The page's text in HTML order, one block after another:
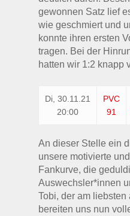
gewonnen Satz lief
wie geschmiert und
konnte ihren ersten
tragen. Bei der
hatten wir 1:2 knapp
Di, 30.11.21
20:00
PVC
91
An dieser Stelle ein
unsere motivierte
Fankurve, die
Auswechsler*innen
Tobi, der am
bereiten uns nun